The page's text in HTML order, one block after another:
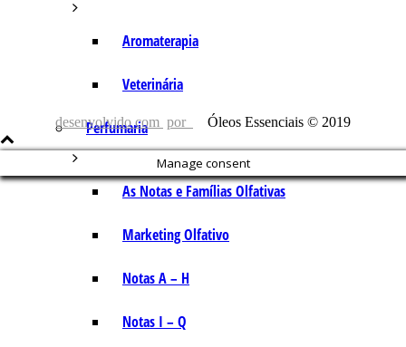
Aromaterapia
Veterinária
Perfumaria
As Notas e Famílias Olfativas
Marketing Olfativo
Notas A – H
Notas I – Q
desenvolvido com por Óleos Essenciais © 2019
Manage consent